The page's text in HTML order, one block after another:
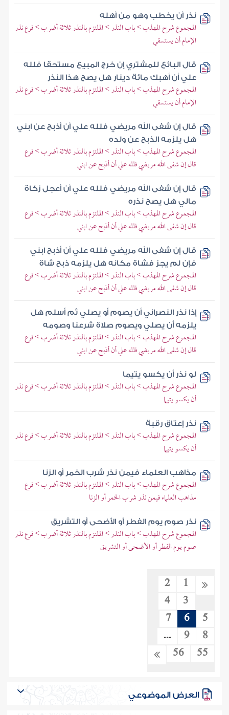
نذر أن يخطب وهو من أهله
المجموع شرح المهذب > باب النذر > الملتزم بالنذر ثلاثة أضرب > فرع نذر
الإمام أن يستسقي
قال البائع للمشتري إن خرج المبيع مستحقا فلله
علي أن أهبك مائة دينار هل يصح هذا النذر
المجموع شرح المهذب > باب النذر > الملتزم بالنذر ثلاثة أضرب > فرع نذر
الإمام أن يستسقي
قال إن شفى الله مريضي فلله علي أن أذبح عن ابني
هل يلزمه الذبح عن ولده
المجموع شرح المهذب > باب النذر > الملتزم بالنذر ثلاثة أضرب > فرع
قال إن شفى الله مريضي فلله علي أن أذبح عن ابني
قال إن شفى الله مريضي فلله علي أن أعجل زكاة
مالي هل يصح نذره
المجموع شرح المهذب > باب النذر > الملتزم بالنذر ثلاثة أضرب > فرع
قال إن شفى الله مريضي فلله علي أن أذبح عن ابني
قال إن شفى الله مريضي فلله علي أن أذبح ابني
فإن لم يجز فشاة مكانه هل يلزمه ذبح شاة
المجموع شرح المهذب > باب النذر > الملتزم بالنذر ثلاثة أضرب > فرع
قال إن شفى الله مريضي فلله علي أن أذبح عن ابني
إذا نذر النصراني أن يصوم أو يصلي ثم أسلم هل
يلزمه أن يصلي ويصوم صلاة شرعنا وصومه
المجموع شرح المهذب > باب النذر > الملتزم بالنذر ثلاثة أضرب > فرع
قال إن شفى الله مريضي فلله علي أن أذبح عن ابني
لو نذر أن يكسو يتيما
المجموع شرح المهذب > باب النذر > الملتزم بالنذر ثلاثة أضرب > فرع نذر
أن يكسو يتيما
نذر إعتاق رقبة
المجموع شرح المهذب > باب النذر > الملتزم بالنذر ثلاثة أضرب > فرع نذر
أن يكسو يتيما
مذاهب العلماء فيمن نذر شرب الخمر أو الزنا
المجموع شرح المهذب > باب النذر > الملتزم بالنذر ثلاثة أضرب > فرع
مذاهب العلماء فيمن نذر شرب الخمر أو الزنا
نذر صوم يوم الفطر أو الأضحى أو التشريق
المجموع شرح المهذب > باب النذر > الملتزم بالنذر ثلاثة أضرب > فرع نذر
صوم يوم الفطر أو الأضحى أو التشريق
1
2
3
4
5
6
7
8
9
...
55
56
العرض الموضوعي